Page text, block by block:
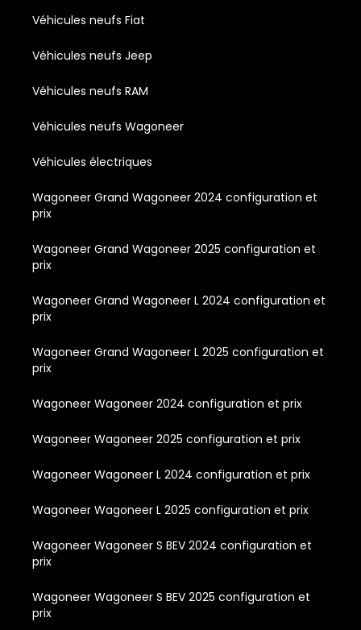
Véhicules neufs Fiat
Véhicules neufs Jeep
Véhicules neufs RAM
Véhicules neufs Wagoneer
Véhicules électriques
Wagoneer Grand Wagoneer 2024 configuration et
prix
Wagoneer Grand Wagoneer 2025 configuration et
prix
Wagoneer Grand Wagoneer L 2024 configuration et
prix
Wagoneer Grand Wagoneer L 2025 configuration et
prix
Wagoneer Wagoneer 2024 configuration et prix
Wagoneer Wagoneer 2025 configuration et prix
Wagoneer Wagoneer L 2024 configuration et prix
Wagoneer Wagoneer L 2025 configuration et prix
Wagoneer Wagoneer S BEV 2024 configuration et
prix
Wagoneer Wagoneer S BEV 2025 configuration et
prix